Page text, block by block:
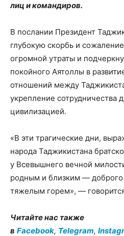
лиц и командиров.
В послании Президент
глубокую скорбь и
огромной утраты и
покойного Аятоллы в
отношений между
укрепление сотрудничества
цивилизацией.
«В эти трагические дни,
народа Таджикистана
у Всевышнего вечной
родным и близким —
тяжелым горем», —
Читайте нас также
в Facebook, Telegram,